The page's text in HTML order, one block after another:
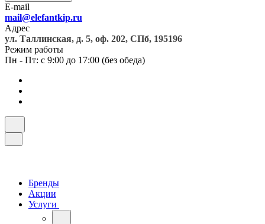
E-mail
mail@elefantkip.ru
Адрес
ул. Таллинская, д. 5, оф. 202, СПб, 195196
Режим работы
Пн - Пт: с 9:00 до 17:00 (без обеда)
Бренды
Акции
Услуги